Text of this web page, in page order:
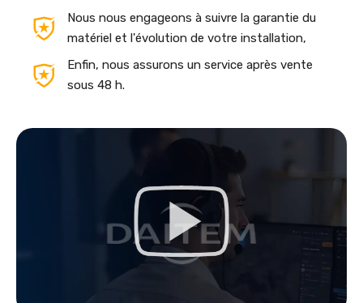
Nous nous engageons à suivre la garantie du
matériel et l'évolution de votre installation,
Enfin, nous assurons un service après vente
sous 48 h.